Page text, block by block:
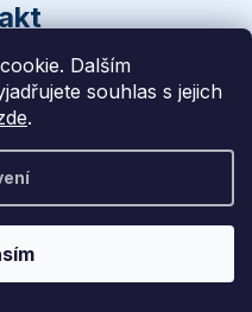
Dalším
souhlas s jejich
.
handsave.cz
platformě